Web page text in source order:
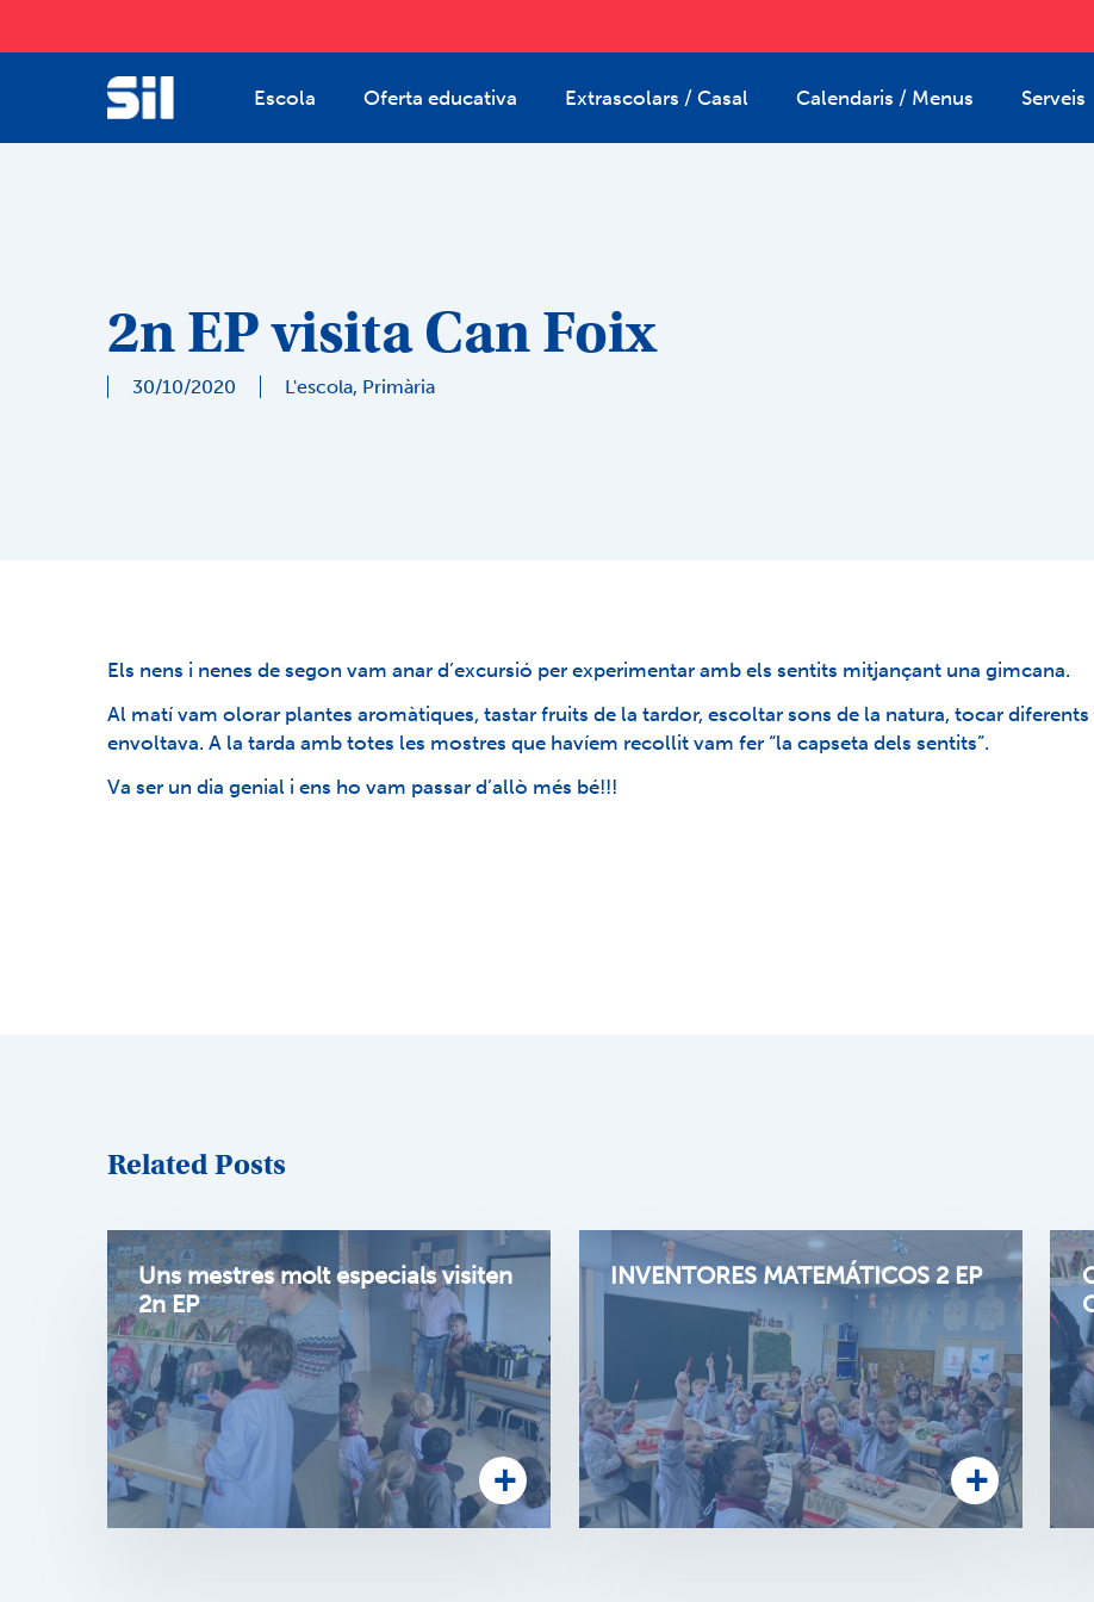
Escola Oferta educativa Extrascolars / Casal Calendaris / Menus Serveis
2n EP visita Can Foix
30/10/2020 L'escola, Primària
Els nens i nenes de segon vam anar d’excursió per experimentar amb els sentits mitjançant una gimcana.
Al matí vam olorar plantes aromàtiques, tastar fruits de la tardor, escoltar sons de la natura, tocar
envoltava. A la tarda amb totes les mostres que havíem recollit vam fer “la capseta dels sentits”.
Va ser un dia genial i ens ho vam passar d’allò més bé!!!
Related Posts
Uns mestres molt especials visiten
2n EP
INVENTORES MATEMÁTICOS 2 EP